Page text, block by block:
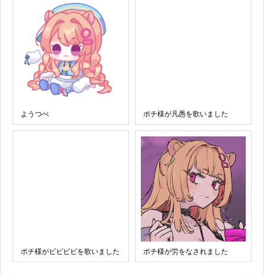
ようつべ ポチ様が凡愚を歌いました
ポチ様がビビビビを歌いました ポチ様が労をなされました